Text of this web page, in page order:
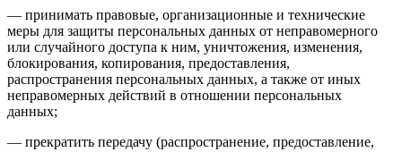
— принимать правовые, организационные и технические
меры для защиты персональных данных от неправомерного
или случайного доступа к ним, уничтожения, изменения,
блокирования, копирования, предоставления,
распространения персональных данных, а также от иных
неправомерных действий в отношении персональных
данных;
— прекратить передачу (распространение, предоставление,